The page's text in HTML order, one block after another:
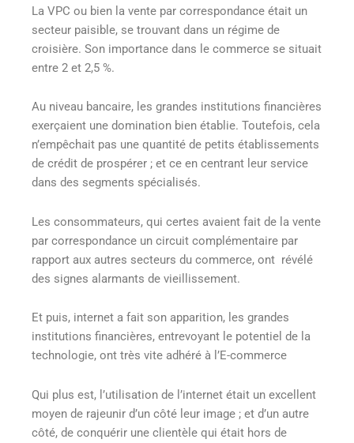
La VPC ou bien la vente par correspondance était un
secteur paisible, se trouvant dans un régime de
croisière. Son importance dans le commerce se situait
entre 2 et 2,5 %.
Au niveau bancaire, les grandes institutions financières
exerçaient une domination bien établie. Toutefois, cela
n’empêchait pas une quantité de petits établissements
de crédit de prospérer ; et ce en centrant leur service
dans des segments spécialisés.
Les consommateurs, qui certes avaient fait de la vente
par correspondance un circuit complémentaire par
rapport aux autres secteurs du commerce, ont révélé
des signes alarmants de vieillissement.
Et puis, internet a fait son apparition, les grandes
institutions financières, entrevoyant le potentiel de la
technologie, ont très vite adhéré à l’E-commerce
Qui plus est, l’utilisation de l’internet était un excellent
moyen de rajeunir d’un côté leur image ; et d’un autre
côté, de conquérir une clientèle qui était hors de